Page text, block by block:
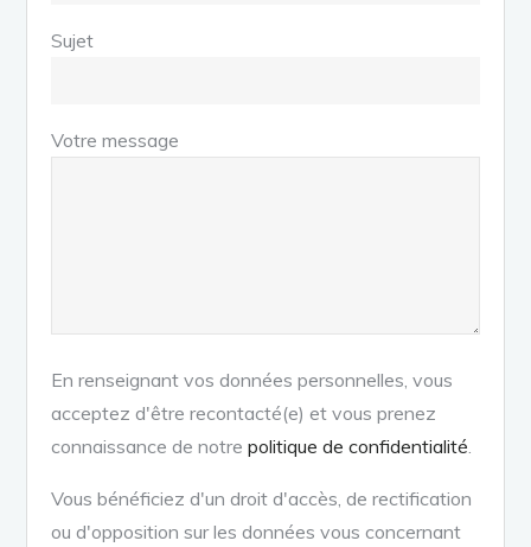
Sujet
Votre message
En renseignant vos données personnelles, vous
acceptez d'être recontacté(e) et vous prenez
connaissance de notrepolitique de confidentialité
Vous bénéficiez d'un droit d'accès, de rectification
ou d'opposition sur les données vous concernant